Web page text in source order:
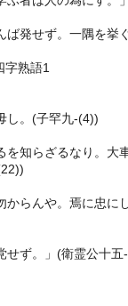
発せず。一隅を挙
字熟語1
し。(子罕九-(4))
知らざるなり。大
らんや。焉に忠に
せず。」(衛霊公十五